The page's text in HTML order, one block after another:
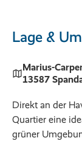
Lage &
Marius-
13587
Direkt an der
Quartier eine
grüner